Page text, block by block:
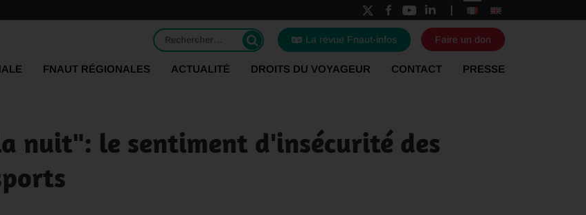
Rechercher : La revue Fnaut-infos Faire un don
FNAUT RÉGIONALES ACTUALITÉ DROITS DU VOYAGEUR CONTACT PRESSE
nuit": le sentiment d'insécurité des